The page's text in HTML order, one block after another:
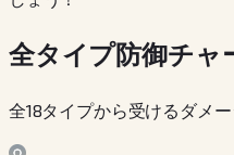
全タイプ防御チャ
全18タイプから受けるダメ